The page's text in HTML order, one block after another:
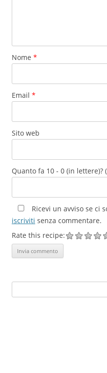
Nome *
Email *
Sito web
Quanto fa 10 - 0 (in lettere)?
Ricevi un avviso se ci
iscriviti senza commentare.
Rate this recipe:
per: